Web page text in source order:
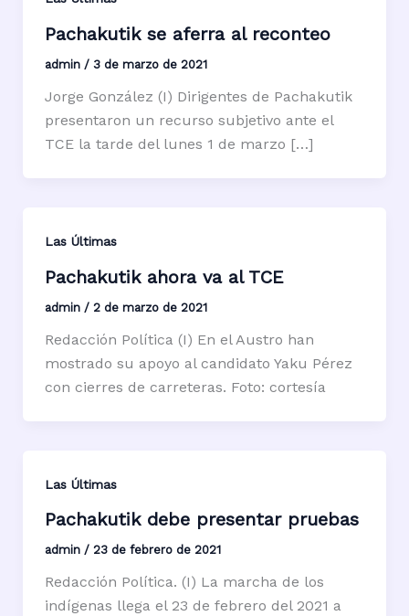
Pachakutik se aferra al reconteo
admin / 3 de marzo de 2021
Jorge González (I) Dirigentes de Pachakutik
presentaron un recurso subjetivo ante el
TCE la tarde del lunes 1 de marzo […]
Las Últimas
Pachakutik ahora va al TCE
admin / 2 de marzo de 2021
Redacción Política (I) En el Austro han
mostrado su apoyo al candidato Yaku Pérez
con cierres de carreteras. Foto: cortesía
Las Últimas
Pachakutik debe presentar pruebas
admin / 23 de febrero de 2021
Redacción Política. (I) La marcha de los
indígenas llega el 23 de febrero del 2021 a